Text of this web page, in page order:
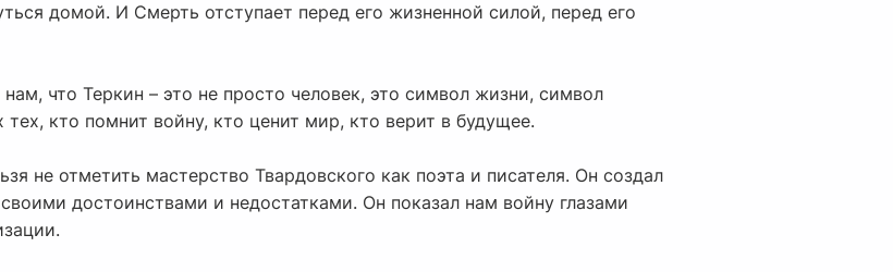
домой. И Смерть отступает перед его жизненной силой, перед его
что Теркин – это не просто человек, это символ жизни, символ
кто помнит войну, кто ценит мир, кто верит в будущее.
не отметить мастерство Твардовского как поэта и писателя. Он создал
достоинствами и недостатками. Он показал нам войну глазами